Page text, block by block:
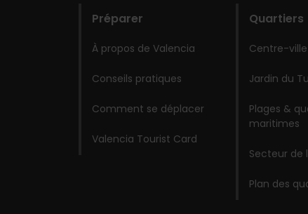
Préparer
À propos de Valencia
Conseils pratiques
Comment se déplacer
Valencia Tourist Card
Quartiers
Centre-
Jardin du
Plages &
maritimes
Secteur de
Plan des